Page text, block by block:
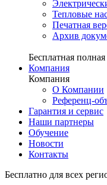
Тепловые
Печатная
Архив
Бесплатная
Компания
Компания
О Компании
Референц-
Гарантия и сервис
Наши партнеры
Обучение
Новости
Контакты
Бесплатно для всех